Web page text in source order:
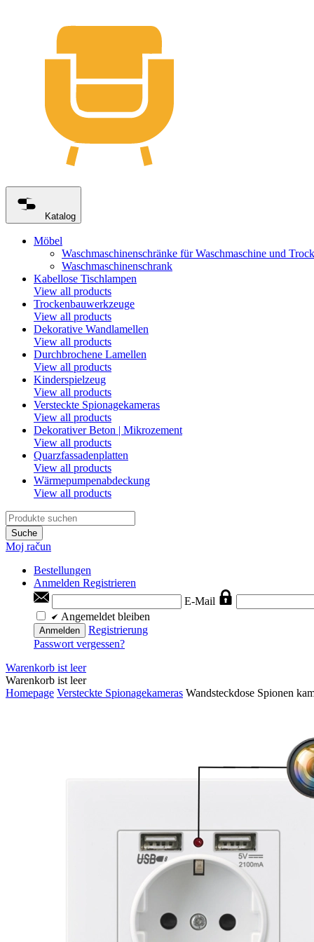
Katalog
Möbel
Waschmaschinenschränke für Waschmaschine und
Waschmaschinenschrank
Kabellose Tischlampen
View all products
Trockenbauwerkzeuge
View all products
Dekorative Wandlamellen
View all products
Durchbrochene Lamellen
View all products
Kinderspielzeug
View all products
Versteckte Spionagekameras
View all products
Dekorativer Beton | Mikrozement
View all products
Quarzfassadenplatten
View all products
Wärmepumpenabdeckung
View all products
Suche
Moj račun
Bestellungen
Anmelden Registrieren
E-Mail
Angemeldet bleiben
Anmelden
Registrierung
Passwort vergessen?
Warenkorb ist leer
Warenkorb ist leer
Homepage Versteckte Spionagekameras Wandsteckdose Spionen